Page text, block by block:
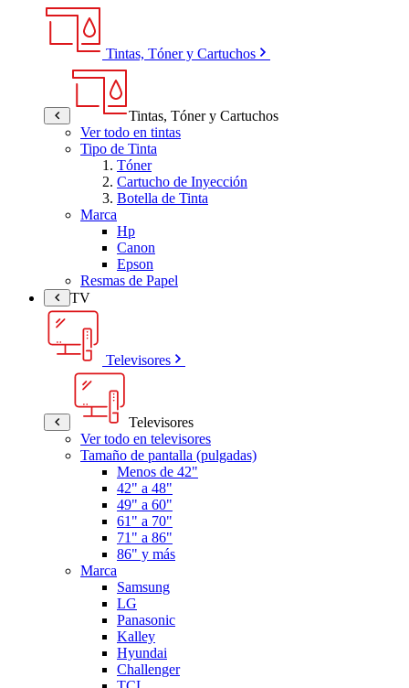
Tintas, Tóner y Cartuchos
Tintas, Tóner y Cartuchos
Ver todo en tintas
Tipo de Tinta
Tóner
Cartucho de Inyección
Botella de Tinta
Marca
Hp
Canon
Epson
Resmas de Papel
TV
Televisores
Televisores
Ver todo en televisores
Tamaño de pantalla (pulgadas)
Menos de 42"
42" a 48"
49" a 60"
61" a 70"
71" a 86"
86" y más
Marca
Samsung
LG
Panasonic
Kalley
Hyundai
Challenger